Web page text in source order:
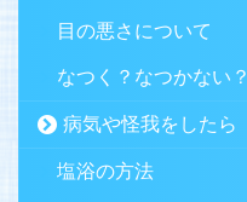
目の悪さについて
なつく？なつかない？
病気や怪我をしたら
塩浴の方法